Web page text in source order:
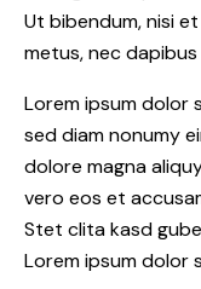
Ut bibendum, nisi
metus, nec
Lorem ipsum dolor
sed diam nonumy
dolore magna
vero eos et
Stet clita kasd
Lorem ipsum dolor